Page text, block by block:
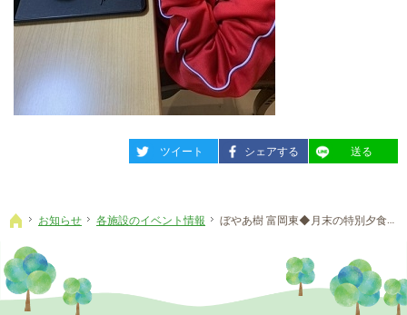
entry817ツイート entry817
シェアする entry817
送る
ホーム
お知らせ 各施設のイベント情報 ぼやあ樹 富岡東◆月末の特別夕食メニュー☆彡